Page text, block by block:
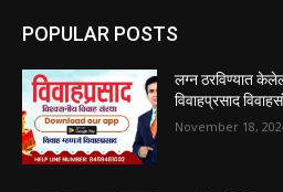
POPULAR POSTS
लग्न ठरविण्यात
विवाहप्रसाद
November 18,